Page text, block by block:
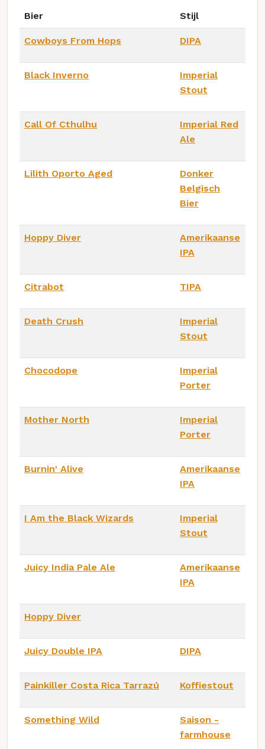
Bier Stijl
Cowboys From Hops DIPA
Black Inverno
Imperial
Stout
Call Of Cthulhu
Imperial Red
Ale
Lilith Oporto Aged
Donker
Belgisch
Bier
Hoppy Diver
Amerikaanse
IPA
Citrabot TIPA
Death Crush
Imperial
Stout
Chocodope
Imperial
Porter
Mother North
Imperial
Porter
Burnin' Alive
Amerikaanse
IPA
I Am the Black Wizards
Imperial
Stout
Juicy India Pale Ale
Amerikaanse
IPA
Hoppy Diver
Juicy Double IPA DIPA
Painkiller Costa Rica Tarrazú Koffiestout
Something Wild
Saison -
farmhouse